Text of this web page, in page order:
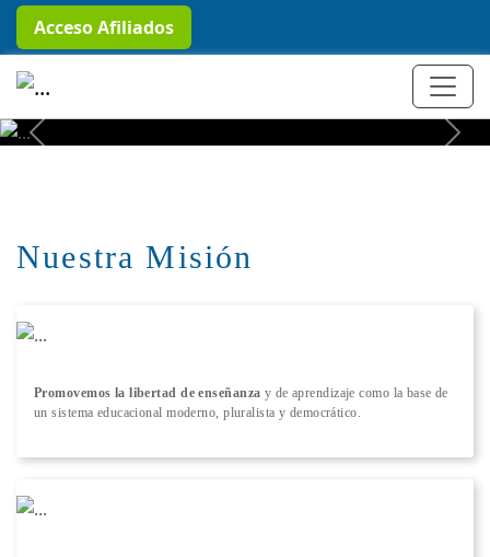
Acceso Afiliados
+ Conocer más
Previous Next
Nuestra Misión
Promovemos la libertad de enseñanza y de aprendizaje como la base de
un sistema educacional moderno, pluralista y democrático.